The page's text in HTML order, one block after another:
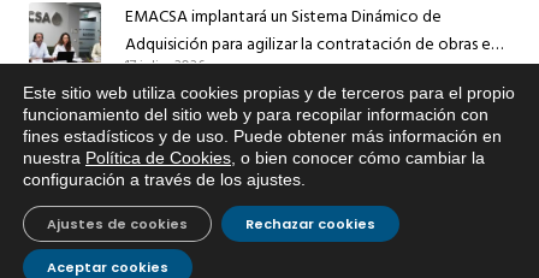
EMACSA implantará un Sistema Dinámico de
Adquisición para agilizar la contratación de obras en
sus redes e instalaciones
17 julio, 2026
EMACSA inicia hoy las obras de una nueva arteria de
abastecimiento y una red de agua no potable en
Ingeniero Ruiz de Azúa
13 julio, 2026
Caracterización ZA Córdoba Red Quemadas- 1ª Sem
2026
9 julio, 2026
Este sitio web utiliza cookies propias y de terceros para el propio
funcionamiento del sitio web y para recopilar información con
fines estadísticos y de uso. Puede obtener más información en
nuestra Política de Cookies , o bien conocer cómo cambiar la
configuración a través de los ajustes
Aceptar cookies
Rechazar cookies
Ajustes de cookies
Si tiene cualquier duda sobre
EMACSA, haga click abajo.